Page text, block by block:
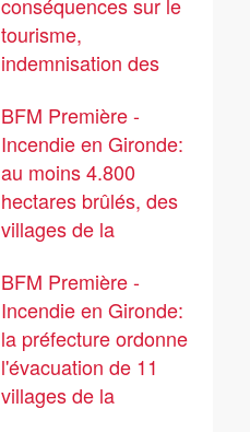
tourisme,
indemnisation des
coûtent les incendies
à la France
BFM Première -
Incendie en Gironde:
au moins 4.800
hectares brûlés, des
villages de la
Ferret évacués
BFM Première -
Incendie en Gironde:
la préfecture ordonne
l'évacuation de 11
villages de la